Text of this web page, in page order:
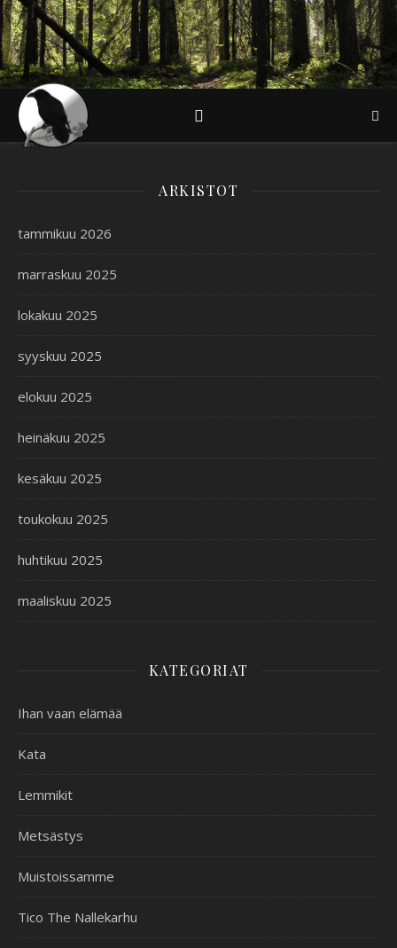
ARKISTOT
tammikuu 2026
marraskuu 2025
lokakuu 2025
syyskuu 2025
elokuu 2025
heinäkuu 2025
kesäkuu 2025
toukokuu 2025
huhtikuu 2025
maaliskuu 2025
KATEGORIAT
Ihan vaan elämää
Kata
Lemmikit
Metsästys
Muistoissamme
Tico The Nallekarhu